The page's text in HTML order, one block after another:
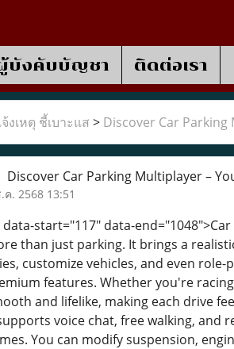
บังคับบัญชา ติดต่อเรา
งเหตุ ชี้เบาะแส > Discover Car
Discover Car Parking Multiplayer –
ค. 2568 13:51
data-start="117" data-
than just parking. It brings a
customize vehicles, and even
features. Whether you're
and lifelike, making each drive
voice chat, free walking, and
You can modify suspension,